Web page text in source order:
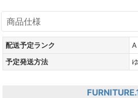
商品仕様
配送予定ランク
A
予定発送方法